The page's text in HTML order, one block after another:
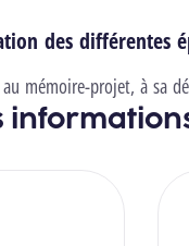
des différentes
mémoire-projet, à sa